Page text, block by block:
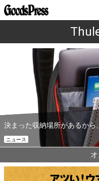
決まった収納場所があるか
ニュース